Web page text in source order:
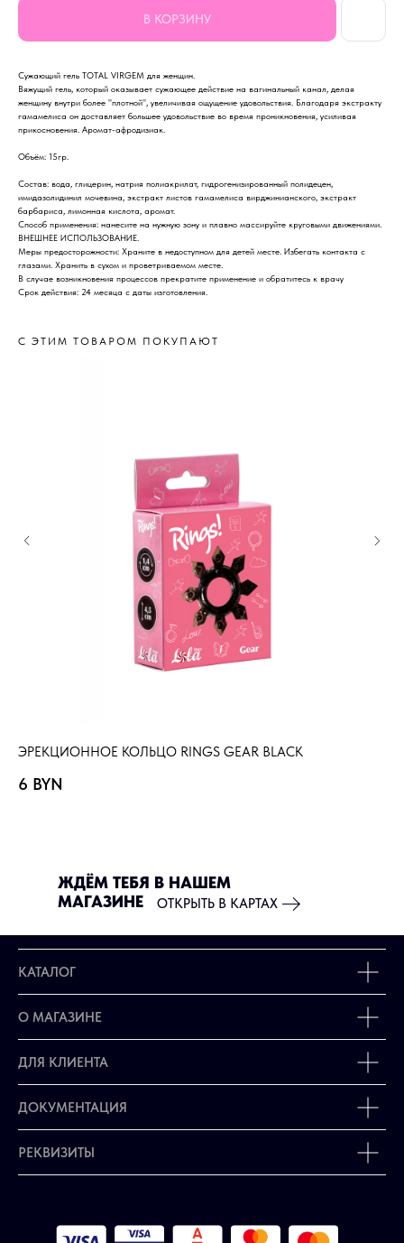
В КОРЗИНУ
Сужающий гель TOTAL VIRGEM для женщин.
Вяжущий гель, который оказывает сужающее действие на вагинальный канал, делая
женщину внутри более "плотной", увеличивая ощущение удовольствия. Благодаря экстракту
гамамелиса он доставляет большее удовольствие во время проникновения, усиливая
прикосновения. Аромат-афродизиак.
Объём: 15гр.
Состав: вода, глицерин, натрия полиакрилат, гидрогенизированный полидецен,
имидазолидинил мочевина, экстракт листов гамамелиса вирджинианского, экстракт
барбариса, лимонная кислота, аромат.
Способ применения: нанесите на нужную зону и плавно массируйте круговыми движениями.
ВНЕШНЕЕ ИСПОЛЬЗОВАНИЕ.
Меры предосторожности: Храните в недоступном для детей месте. Избегать контакта с
глазами. Хранить в сухом и проветриваемом месте.
В случае возникновения процессов прекратите применение и обратитесь к врачу
Срок действия: 24 месяца с даты изготовления.
С ЭТИМ ТОВАРОМ ПОКУПАЮТ
ЭРЕКЦИОННОЕ КОЛЬЦО RINGS GEAR BLACK
6 BYN
ЖДЁМ ТЕБЯ В НАШЕМ
МАГАЗИНЕ
ОТКРЫТЬ В КАРТАХ
КАТАЛОГ
О МАГАЗИНЕ
ДЛЯ КЛИЕНТА
ДОКУМЕНТАЦИЯ
РЕКВИЗИТЫ